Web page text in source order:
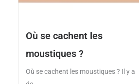
Où se cachent les
moustiques ?
Où se cachent les moustiques ? Il y a